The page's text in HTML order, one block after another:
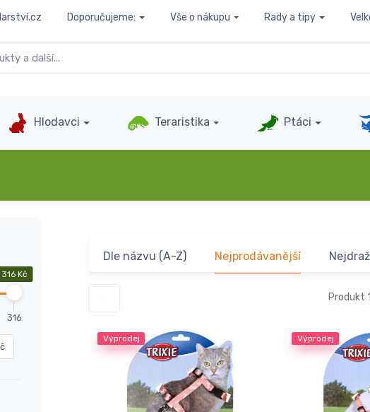
Doporučujeme: Vše o nákupu Rady a tipy
Hlodavci Teraristika Ptáci
316 Kč
316
Dle názvu (A-Z) Nejprodávanější
Produkt
Výprodej Výprodej